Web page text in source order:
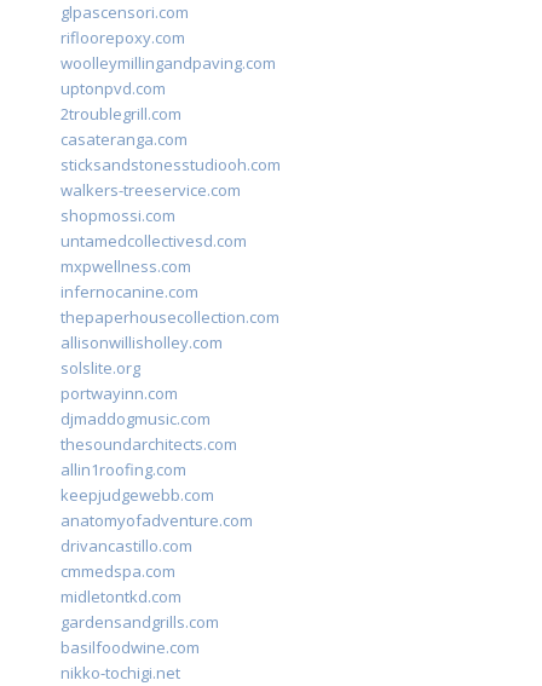
glpascensori.com
rifloorepoxy.com
woolleymillingandpaving.com
uptonpvd.com
2troublegrill.com
casateranga.com
sticksandstonesstudiooh.com
walkers-treeservice.com
shopmossi.com
untamedcollectivesd.com
mxpwellness.com
infernocanine.com
thepaperhousecollection.com
allisonwillisholley.com
solslite.org
portwayinn.com
djmaddogmusic.com
thesoundarchitects.com
allin1roofing.com
keepjudgewebb.com
anatomyofadventure.com
drivancastillo.com
cmmedspa.com
midletontkd.com
gardensandgrills.com
basilfoodwine.com
nikko-tochigi.net